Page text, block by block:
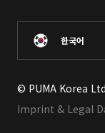
한국어
© PUMA Korea
Imprint & Legal